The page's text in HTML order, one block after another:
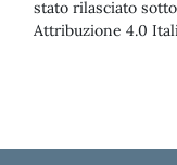
stato rilasciato
Attribuzione 4.0